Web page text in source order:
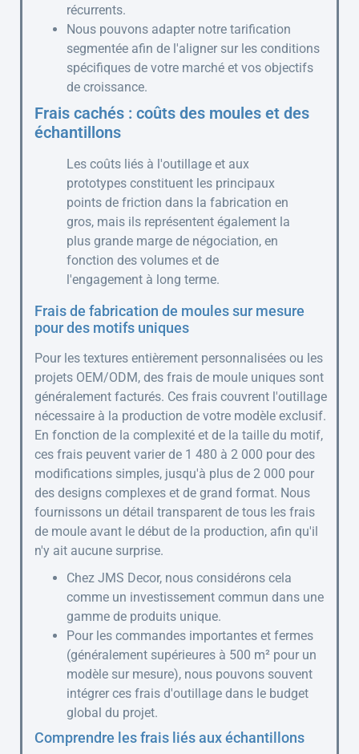
récurrents.
Nous pouvons adapter notre tarification
segmentée afin de l'aligner sur les conditions
spécifiques de votre marché et vos objectifs
de croissance.
Frais cachés : coûts des moules et des
échantillons
Les coûts liés à l'outillage et aux
prototypes constituent les principaux
points de friction dans la fabrication en
gros, mais ils représentent également la
plus grande marge de négociation, en
fonction des volumes et de
l'engagement à long terme.
Frais de fabrication de moules sur mesure
pour des motifs uniques
Pour les textures entièrement personnalisées ou les
projets OEM/ODM, des frais de moule uniques sont
généralement facturés. Ces frais couvrent l'outillage
nécessaire à la production de votre modèle exclusif.
En fonction de la complexité et de la taille du motif,
ces frais peuvent varier de 1 480 à 2 000 pour des
modifications simples, jusqu'à plus de 2 000 pour
des designs complexes et de grand format. Nous
fournissons un détail transparent de tous les frais
de moule avant le début de la production, afin qu'il
n'y ait aucune surprise.
Chez JMS Decor, nous considérons cela
comme un investissement commun dans une
gamme de produits unique.
Pour les commandes importantes et fermes
(généralement supérieures à 500 m² pour un
modèle sur mesure), nous pouvons souvent
intégrer ces frais d'outillage dans le budget
global du projet.
Comprendre les frais liés aux échantillons